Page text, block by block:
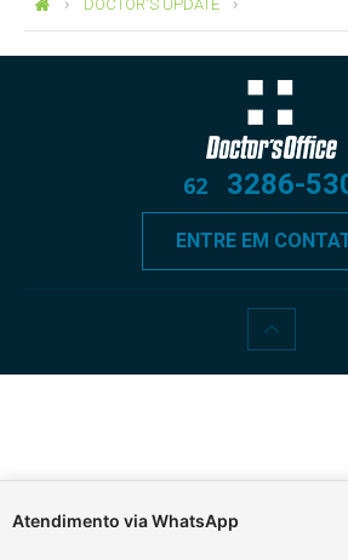
DOCTOR'S UPDATE
62 3286-
ENTRE EM